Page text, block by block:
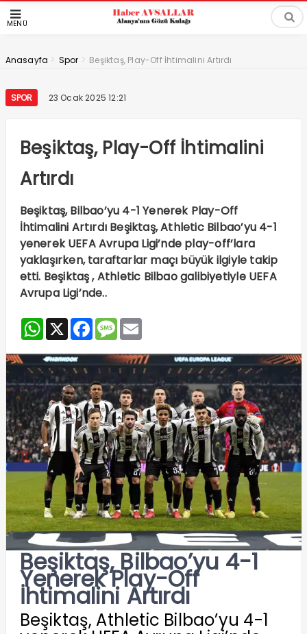
MENÜ
Anasayfa > Spor > Beşiktaş, Play-Off İhtimalini Artırdı
SPOR 23 Ocak 2025 12:21
Beşiktaş, Play-Off İhtimalini
Artırdı
Beşiktaş, Bilbao’yu 4-1 Yenerek Play-Off
İhtimalini Artırdı Beşiktaş, Athletic Bilbao’yu 4-1
yenerek UEFA Avrupa Ligi’nde play-off’lara
yaklaşırken, taraftarlar maçı büyük ilgiyle takip
etti. Beşiktaş , Athletic Bilbao galibiyetiyle UEFA
Avrupa Ligi’nde..
WhatsApp
X Facebook
Message
Email
Beşiktaş, Bilbao’yu 4-1
Yenerek Play-Off
İhtimalini Artırdı
Beşiktaş, Athletic Bilbao’yu 4-1